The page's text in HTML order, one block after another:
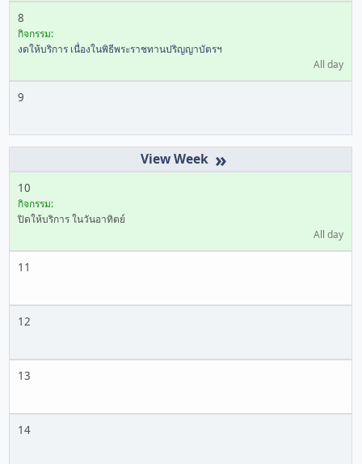
8
กิจกรรม:
งดให้บริการ เนื่องในพิธีพระราชทานปริญญาบัตรฯ
All day
9
»
10
กิจกรรม:
ปิดให้บริการ ในวันอาทิตย์
All day
11
12
13
14